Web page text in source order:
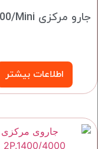
جارو مرکزی P.1600/Mini
اطلاعات بیشتر